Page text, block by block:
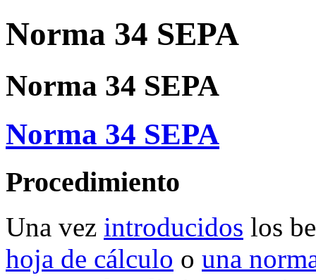
Norma 34 SEPA
Norma 34 SEPA
Norma 34 SEPA
Procedimiento
Una vez introducidos los
hoja de cálculo o una